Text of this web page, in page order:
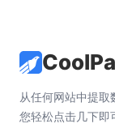
从任何网站中提
您轻松点击几下即